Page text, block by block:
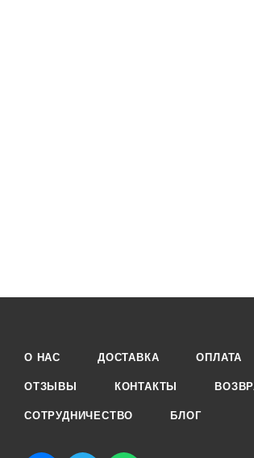
О НАС ДОСТАВКА ОПЛАТА
ОТЗЫВЫ КОНТАКТЫ
СОТРУДНИЧЕСТВО БЛОГ